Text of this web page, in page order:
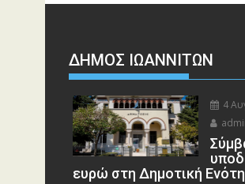
ΔΗΜΟΣ ΙΩΑΝΝΙΤΩΝ
4
ευρώ στη Δημοτική